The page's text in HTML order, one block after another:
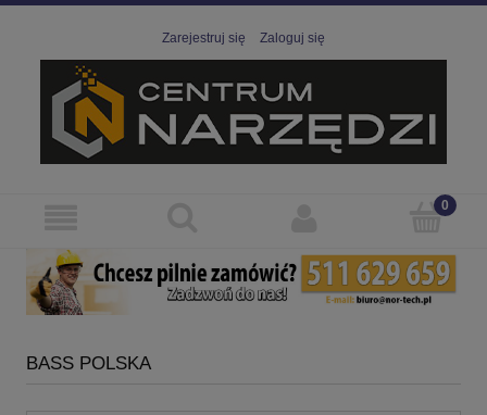
Zarejestruj się Zaloguj się
BASS POLSKA